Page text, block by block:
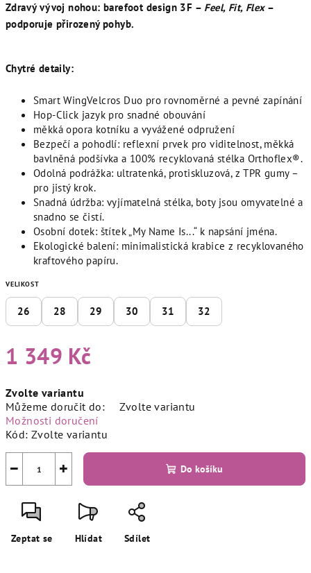
Zdravý vývoj nohou: barefoot design 3F – Feel, Fit, Flex–
podporuje přirozený pohyb.
Chytré detaily:
Smart WingVelcros Duo pro rovnoměrné a pevné zapínání
Hop-Click jazyk pro snadné obouvání
měkká opora kotníku a vyvážené odpružení
Bezpečí a pohodlí: reflexní prvek pro viditelnost, měkká
bavlněná podšívka a 100% recyklovaná stélka Orthoflex®.
Odolná podrážka: ultratenká, protiskluzová, z TPR gumy –
pro jistý krok.
Snadná údržba: vyjímatelná stélka, boty jsou omyvatelné a
snadno se čistí.
Osobní dotek: štítek „My Name Is...“ k napsání jména.
Ekologické balení: minimalistická krabice z recyklovaného
kraftového papíru.
VELIKOST
26 28 29 30 31 32
1 349 Kč
cena:
Zvolte variantu
Můžeme doručit do:
Zvolte variantu
Možnosti doručení
Kód: Zvolte variantu
+
− Do košíku
Zeptat se Hlídat Sdílet